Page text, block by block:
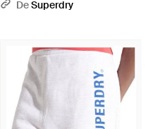
DeSuperdry